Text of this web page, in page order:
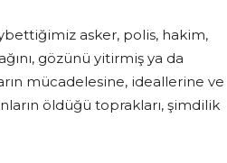
asker, polis, hakim,
gözünü yitirmiş ya da
mücadelesine, ideallerine ve
öldüğü toprakları, şimdilik